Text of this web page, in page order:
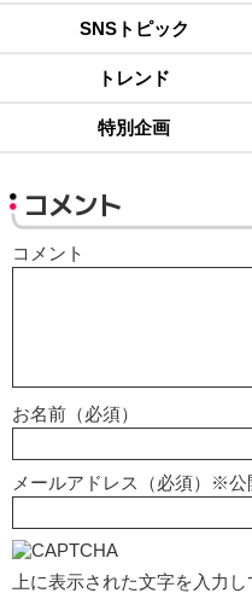
SNSトピック
トレンド
特別企画
コメント
コメント
お名前（必須）
メールアドレス（必須）※公
上に表示された文字を入力し